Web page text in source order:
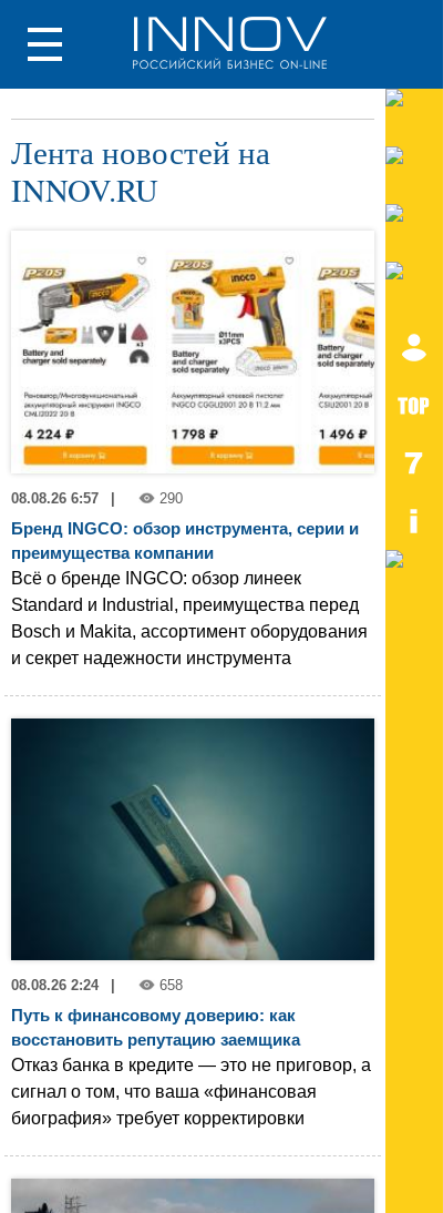
Лента новостей на
INNOV.RU
08.08.26 6:57 290
Бренд INGCO: обзор инструмента, серии и
преимущества компании
Всё о бренде INGCO: обзор линеек
Standard и Industrial, преимущества перед
Bosch и Makita, ассортимент оборудования
и секрет надежности инструмента
08.08.26 2:24 658
Путь к финансовому доверию: как
восстановить репутацию заемщика
Отказ банка в кредите — это не приговор, а
сигнал о том, что ваша «финансовая
биография» требует корректировки